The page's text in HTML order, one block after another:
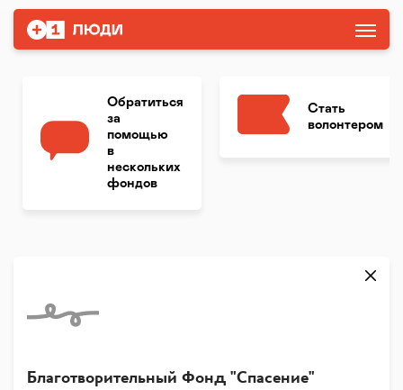
Обратиться
за
помощью
в
нескольких
фондов
Стать
волонтером
Благотворительный Фонд "Спасение"